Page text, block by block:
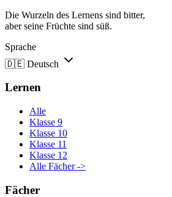
Die Wurzeln des Lernens sind bitter,
aber seine Früchte sind süß.
Sprache
🇩🇪 Deutsch
Lernen
Alle
Klasse 9
Klasse 10
Klasse 11
Klasse 12
Alle Fächer ->
Fächer